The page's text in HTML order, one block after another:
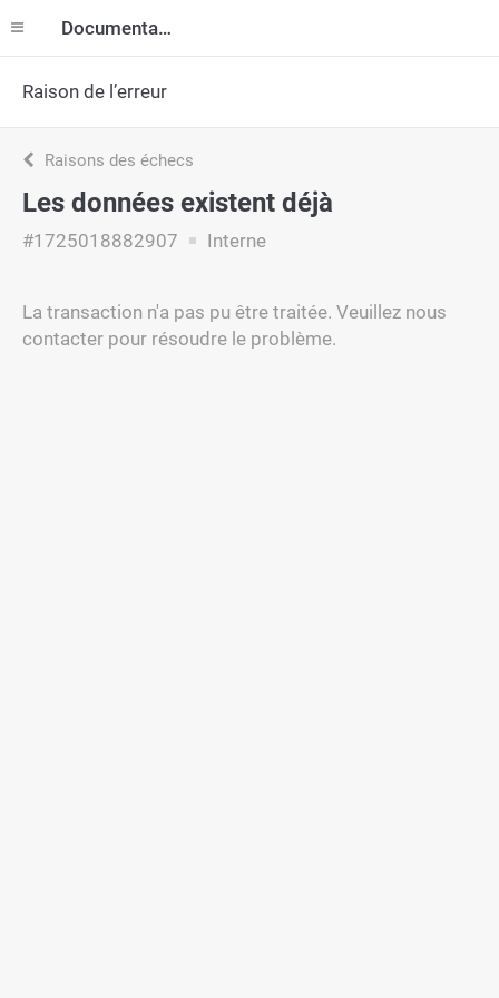
Documentation
Raison de l’erreur
Raisons des échecs
Les données existent déjà
#1725018882907 Interne
La transaction n'a pas pu être traitée. Veuillez nous
contacter pour résoudre le problème.